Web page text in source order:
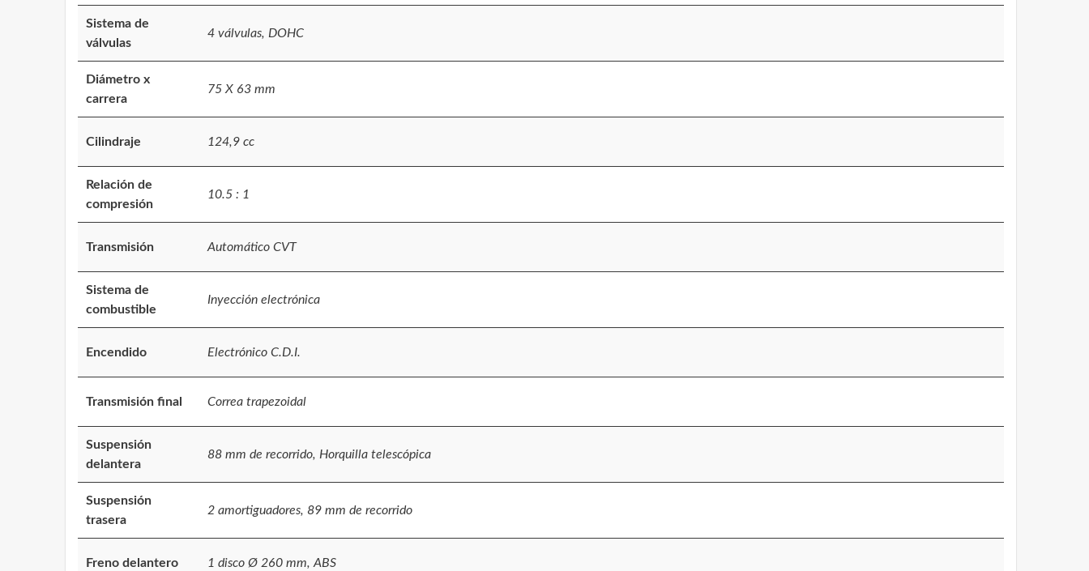
Sistema de
válvulas
4 válvulas, DOHC
Diámetro x
carrera
75 X 63 mm
Cilindraje 124,9 cc
Relación de
compresión
10.5 : 1
Transmisión Automático CVT
Sistema de
combustible
Inyección electrónica
Encendido Electrónico C.D.I.
Transmisión final Correa trapezoidal
Suspensión
delantera
88 mm de recorrido, Horquilla telescópica
Suspensión
trasera
2 amortiguadores, 89 mm de recorrido
Freno delantero 1 disco Ø 260 mm, ABS